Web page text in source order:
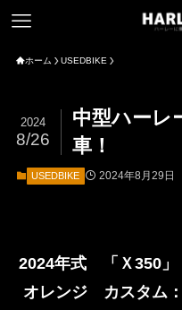
ホーム USEDBIKE
中型ハーレ
車！
2024
8/26
USEDBIKE 2024年8月29日
2024年式 「Ｘ350
オレンジ カスタム